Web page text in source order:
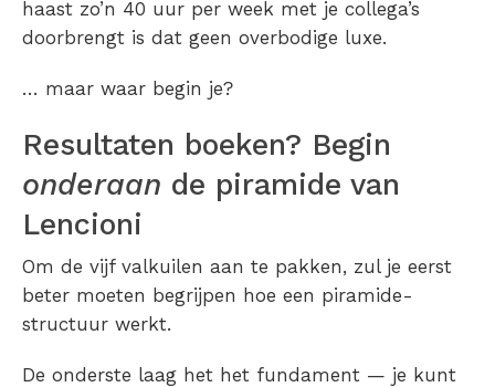
haast zo’n 40 uur per week met je collega’s
doorbrengt is dat geen overbodige luxe.
… maar waar begin je?
Resultaten boeken? Begin
onderaan de piramide van
Lencioni
Om de vijf valkuilen aan te pakken, zul je eerst
beter moeten begrijpen hoe een piramide-
structuur werkt.
De onderste laag het het fundament — je kunt